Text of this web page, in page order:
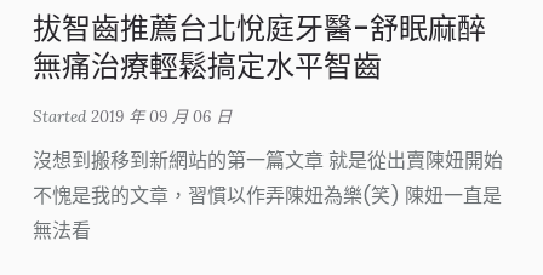
拔智齒推薦台北悅庭牙醫-舒眠麻醉
無痛治療輕鬆搞定水平智齒
Started2019 年 09 月 06 日
沒想到搬移到新網站的第一篇文章 就是從出賣陳妞開始
不愧是我的文章，習慣以作弄陳妞為樂(笑) 陳妞一直是
無法看